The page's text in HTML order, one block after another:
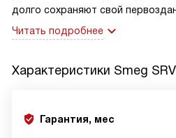
долго сохраняют свой
Читать подробнее
Характеристики Smeg
Гарантия, мес